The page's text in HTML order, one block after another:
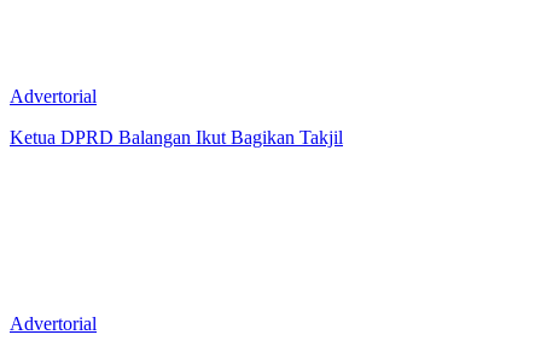
Advertorial
Ketua DPRD Balangan Ikut Bagikan Takjil
Advertorial